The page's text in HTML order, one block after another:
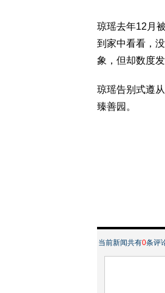
琼瑶去年12月
到家中看看，
象，但却数度
琼瑶告别式遵
臻善园。
当前新闻共有0条评